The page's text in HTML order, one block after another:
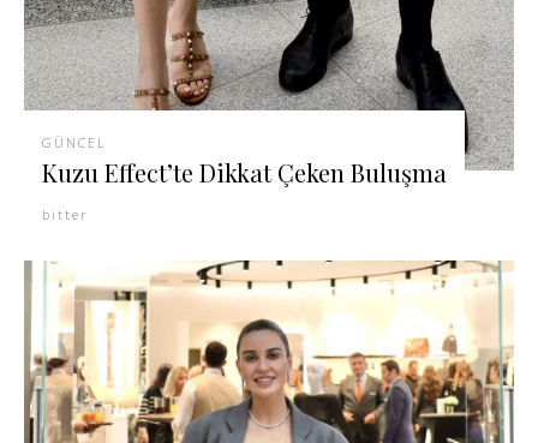
GÜNCEL
Kuzu Effect’te Dikkat Çeken Buluşma
bitter